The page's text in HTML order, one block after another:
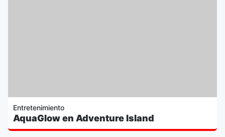
Entretenimiento
AquaGlow en Adventure Island